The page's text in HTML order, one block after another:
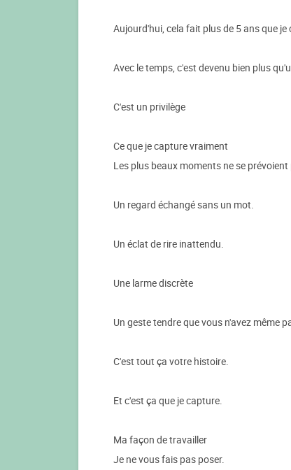
Aujourd'hui, cela fait plus de 5 ans que
Avec le temps, c'est devenu bien plus
C'est un privilège
Ce que je capture vraiment
Les plus beaux moments ne se
Un regard échangé sans un mot.
Un éclat de rire inattendu.
Une larme discrète
Un geste tendre que vous n'avez même
C'est tout ça votre histoire.
Et c'est ça que je capture.
Ma façon de travailler
Je ne vous fais pas poser.